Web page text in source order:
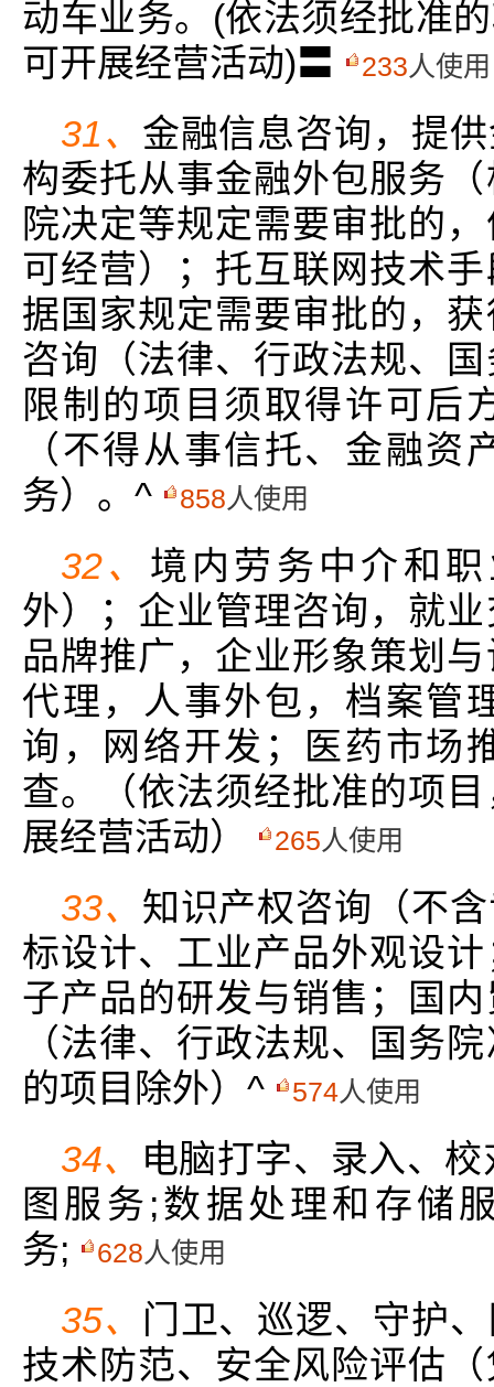
动车业务。(依法须经批准
可开展经营活动)〓
233人使用
31、 金融信息咨询，提
构委托从事金融外包服务
院决定等规定需要审批的
可经营）；托互联网技术
据国家规定需要审批的，
咨询（法律、行政法规、
限制的项目须取得许可后
（不得从事信托、金融
务）。^
858人使用
32、 境内劳务中介和
外）；企业管理咨询，就
品牌推广，企业形象策划
代理，人事外包，档案管
询，网络开发；医药市场
查。（依法须经批准的项
展经营活动）
265人使用
33、 知识产权咨询（不
标设计、工业产品外观设
子产品的研发与销售；国
（法律、行政法规、国务
的项目除外）^
574人使用
34、
电脑打字、录入、
图服务;数据处理和存储
务;
628人使用
35、 门卫、巡逻、守护
技术防范、安全风险评估